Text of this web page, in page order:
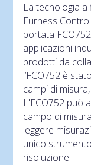
La tecnologia
Furness
portata
applicazioni
prodotti da
l’FCO752 è
campi di
L'FCO752 può
campo di
leggere
unico
risoluzione.